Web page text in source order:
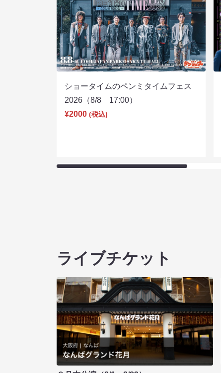
ショータイムのペンミタイムフェス
2026（8/8 17:00）
¥2000 (税込)
ライブチケット